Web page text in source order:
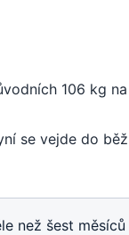
106 kg
se vejde do
než šest